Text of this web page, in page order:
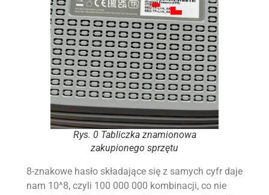
Rys. 0 Tabliczka znamionowa
zakupionego sprzętu
8-znakowe hasło składające się z samych cyfr daje
nam 10^8, czyli 100 000 000 kombinacji, co nie